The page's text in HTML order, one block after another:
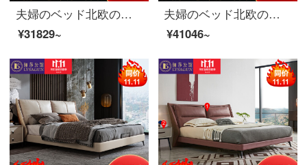
夫婦のベッド北欧の軽奢な布芸ダブルベッド1.8メートルのイタリア式のきわめて簡単な寝室は木のベッドの逸品の家具のベッドを分解して洗うことができます。
¥31829~
夫婦のベッド北欧の木のベッドの真皮のダブルベッド1.8メートルのベッドルームの簡単な結婚式ベッドの逸品の家具のベッド+マットレスの1800*2000
¥41046~